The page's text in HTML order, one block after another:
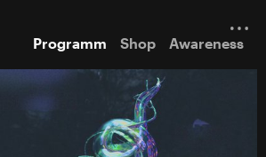
Programm Shop Awareness